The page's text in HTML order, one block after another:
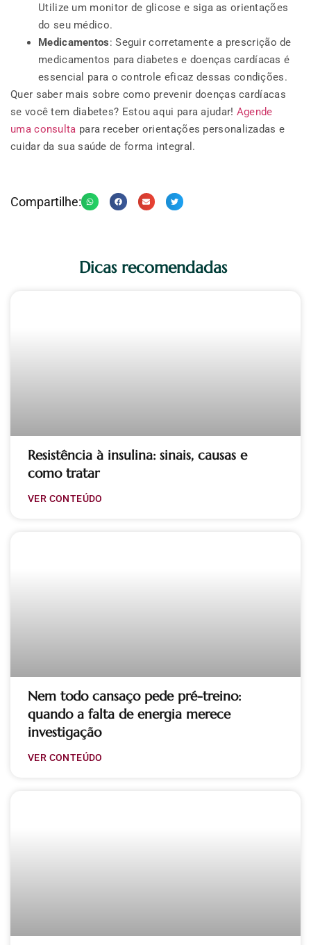
Utilize um monitor de glicose e siga as orientações
do seu médico.
Medicamentos: Seguir corretamente a prescrição de
medicamentos para diabetes e doenças cardíacas é
essencial para o controle eficaz dessas condições.
Quer saber mais sobre como prevenir doenças cardíacas
se você tem diabetes? Estou aqui para ajudar! Agende
uma consulta para receber orientações personalizadas e
cuidar da sua saúde de forma integral.
Compartilhe:
Dicas recomendadas
Resistência à insulina: sinais, causas e
como tratar
VER CONTEÚDO
Nem todo cansaço pede pré-treino:
quando a falta de energia merece
investigação
VER CONTEÚDO